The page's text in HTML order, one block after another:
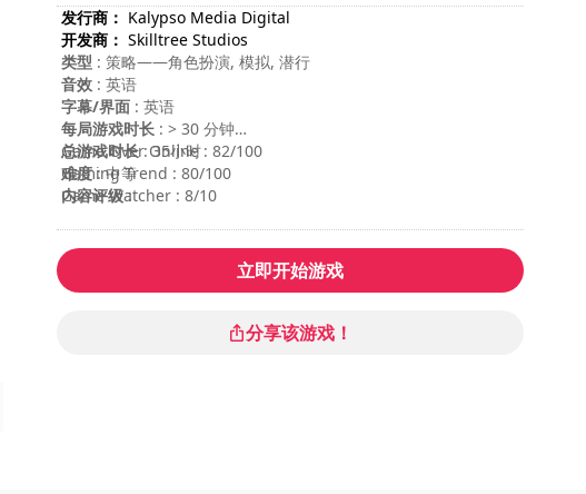
发行商： Kalypso Media Digital
开发商： Skilltree Studios
类型 : 策略——角色扮演, 模拟, 潜行
音效 : 英语
字幕/界面 : 英语
每局游戏时长 : > 30 分钟
总游戏时长: 35小时
难度: 中等
内容评级:
Game Over Online : 82/100
Gaming Trend : 80/100
Game Watcher : 8/10
立即开始游戏
分享该游戏！